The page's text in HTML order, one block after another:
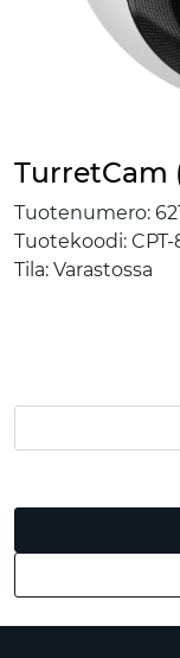
TurretCam
Tuotenumero:
Tuotekoodi:
Tila: Varastossa